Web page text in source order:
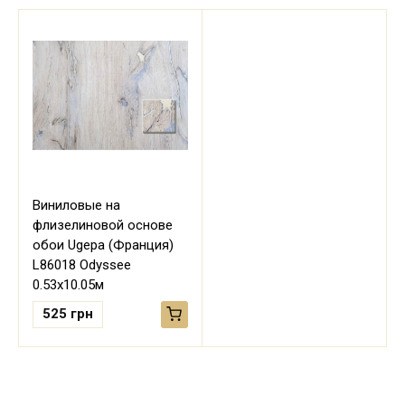
Виниловые на
флизелиновой основе
обои Ugepa (Франция)
L86018 Odyssee
0.53х10.05м
525 грн